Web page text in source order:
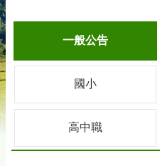
一般公告
國小
高中職